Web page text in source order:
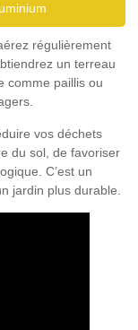
régulièrement
un terreau
comme paillis ou
vos déchets
du sol, de favoriser
C’est un
jardin plus durable